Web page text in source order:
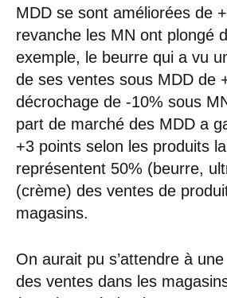
MDD se sont améliorées de
revanche les MN ont plongé
exemple, le beurre qui a vu
de ses ventes sous MDD de
décrochage de -10% sous
part de marché des MDD a
+3 points selon les produits
représentent 50% (beurre,
(crème) des ventes de
magasins.
On aurait pu s’attendre à
des ventes dans les